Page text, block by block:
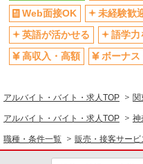
同じ職種から求人を探す
販売・
家電・携帯販売
未経験歓迎
英語が活かせる
日払い
Web面接OK
未経験歓
英語が活かせる
語学力
高収入・高額
ボーナス
アルバイト・バイト・求人TOP 関
アルバイト・バイト・求人TOP 神
職種・条件一覧 販売・接客サービ